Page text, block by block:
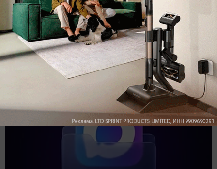
Подпишись на наш канал в мессенджере МАХ